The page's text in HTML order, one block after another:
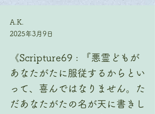
A.K.
2025年3月9日
《Scripture69 : 『悪霊どもが
あなたがたに服従するからとい
って、喜んではなりません。た
だあなたがたの名が天に書きし